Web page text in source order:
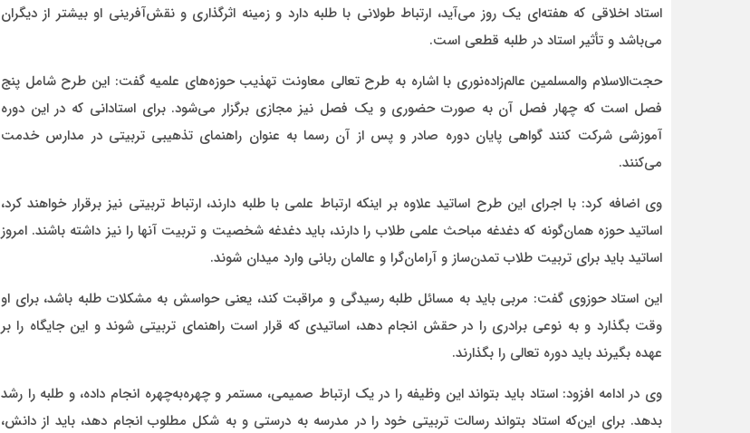
استاد اخلاقی که هفته‌ای یک روز می‌آید، ارتباط طولانی با طلبه دارد و زمینه اثرگذاری و نقش‌آفرینی او بیشتر از دیگران
می‌باشد و تأثیر استاد در طلبه قطعی است.
حجت‌الاسلام والمسلمین عالم‌زاده‌نوری با اشاره به طرح تعالی معاونت تهذیب حوزه‌های علمیه گفت: این طرح شامل پنج
فصل است که چهار فصل آن به صورت حضوری و یک فصل نیز مجازی برگزار می‌شود. برای استادانی که در این دوره
آموزشی شرکت کنند گواهی پایان دوره صادر و پس از آن رسما به عنوان راهنمای تذهیبی تربیتی در مدارس خدمت
می‌کنند.
وی اضافه کرد: با اجرای این طرح اساتید علاوه بر اینکه ارتباط علمی با طلبه دارند، ارتباط تربیتی نیز برقرار خواهند کرد،
اساتید حوزه همان‌گونه که دغدغه‌ مباحث علمی طلاب را دارند، باید دغدغه‌ شخصیت و تربیت آنها را نیز داشته باشند. امروز
اساتید باید برای تربیت طلاب تمدن‌ساز و آرامان‌گرا و عالمان ربانی وارد میدان شوند.
این استاد حوزوی گفت: مربی باید به مسائل طلبه رسیدگی و مراقبت کند، یعنی حواسش به مشکلات طلبه باشد، برای او
وقت بگذارد و به نوعی برادری را در حقش انجام دهد، اساتیدی که قرار است راهنمای تربیتی شوند و این جایگاه را بر
عهده بگیرند باید دوره تعالی را بگذارند.
وی در ادامه افزود: استاد باید بتواند این وظیفه را در یک ارتباط صمیمی، مستمر و چهره‌به‌چهره انجام داده، و طلبه را رشد
بدهد. برای این‌که استاد بتواند رسالت تربیتی خود را در مدرسه به درستی و به شکل مطلوب انجام دهد، باید از دانش،